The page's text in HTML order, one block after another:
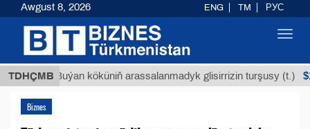
TDHÇMB
Buýan köküniň arassalanmadyk glisirrizin turşusy (t.)
Biznes
Awgust 8, 2026 ENG TM РУС